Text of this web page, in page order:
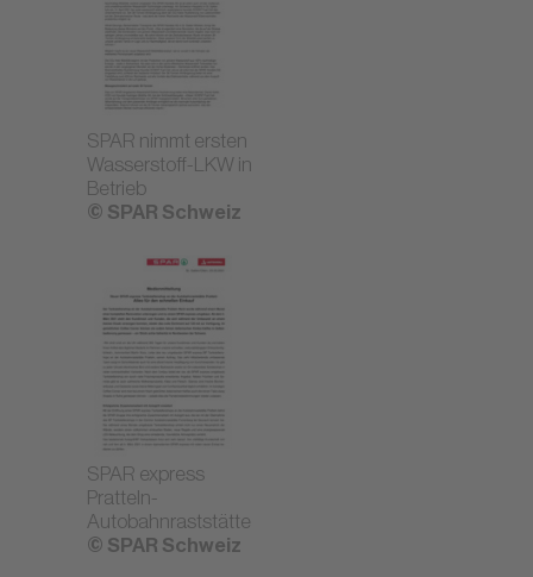
SPAR nimmt ersten
Wasserstoff-LKW in
Betrieb
© SPAR Schweiz
SPAR express
Pratteln-
Autobahnraststätte
© SPAR Schweiz